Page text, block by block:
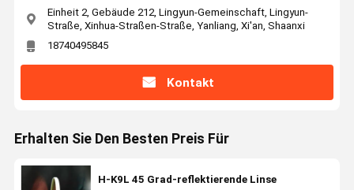
Einheit 2, Gebäude 212, Lingyun-Gemeinschaft, Lingyun-
Straße, Xinhua-Straßen-Straße, Yanliang, Xi'an, Shaanxi
18740495845
Kontakt
Erhalten Sie Den Besten Preis Für
H-K9L 45 Grad-reflektierende Linse